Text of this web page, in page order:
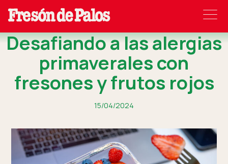
Desafiando a las alergias
primaverales con
fresones y frutos rojos
15/04/2024